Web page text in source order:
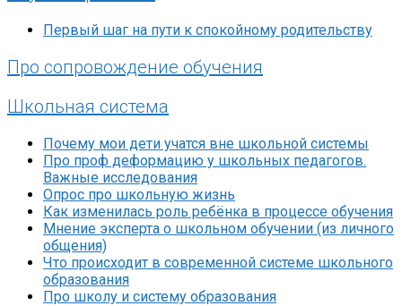
Первый шаг на пути к спокойному родительству
Про сопровождение обучения
Школьная система
Почему мои дети учатся вне школьной системы
Про проф деформацию у школьных педагогов.
Важные исследования
Опрос про школьную жизнь
Как изменилась роль ребёнка в процессе обучения
Мнение эксперта о школьном обучении (из личного
общения)
Что происходит в современной системе школьного
образования
Про школу и систему образования